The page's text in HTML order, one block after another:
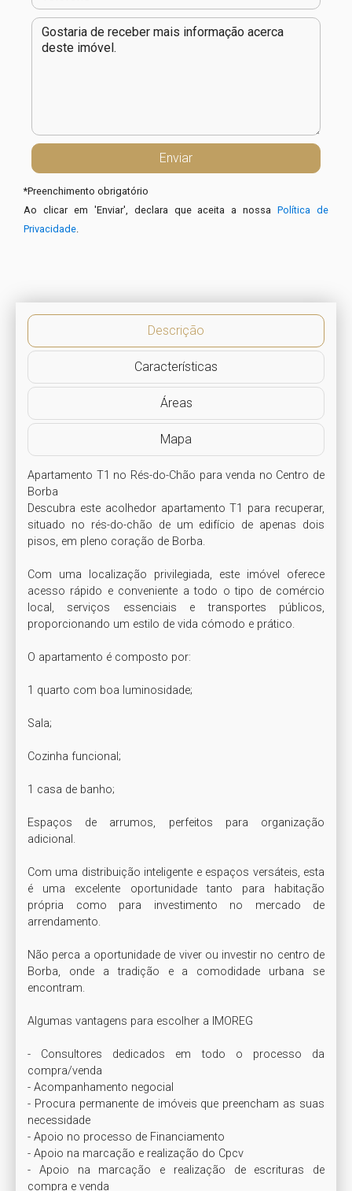
*Preenchimento obrigatório
Ao clicar em 'Enviar', declara que aceita a nossaPolítica de
Privacidade
Descrição
Características
Áreas
Mapa
Apartamento T1 no Rés-do-Chão para venda no Centro de
Borba
Descubra este acolhedor apartamento T1 para recuperar,
situado no rés-do-chão de um edifício de apenas dois
pisos, em pleno coração de Borba.
Com uma localização privilegiada, este imóvel oferece
acesso rápido e conveniente a todo o tipo de comércio
local, serviços essenciais e transportes públicos,
proporcionando um estilo de vida cómodo e prático.
O apartamento é composto por:
1 quarto com boa luminosidade;
Sala;
Cozinha funcional;
1 casa de banho;
Espaços de arrumos, perfeitos para organização
adicional.
Com uma distribuição inteligente e espaços versáteis, esta
é uma excelente oportunidade tanto para habitação
própria como para investimento no mercado de
arrendamento.
Não perca a oportunidade de viver ou investir no centro de
Borba, onde a tradição e a comodidade urbana se
encontram.
Algumas vantagens para escolher a IMOREG
- Consultores dedicados em todo o processo da
compra/venda
- Acompanhamento negocial
- Procura permanente de imóveis que preencham as suas
necessidade
- Apoio no processo de Financiamento
- Apoio na marcação e realização do Cpcv
- Apoio na marcação e realização de escrituras de
compra e venda